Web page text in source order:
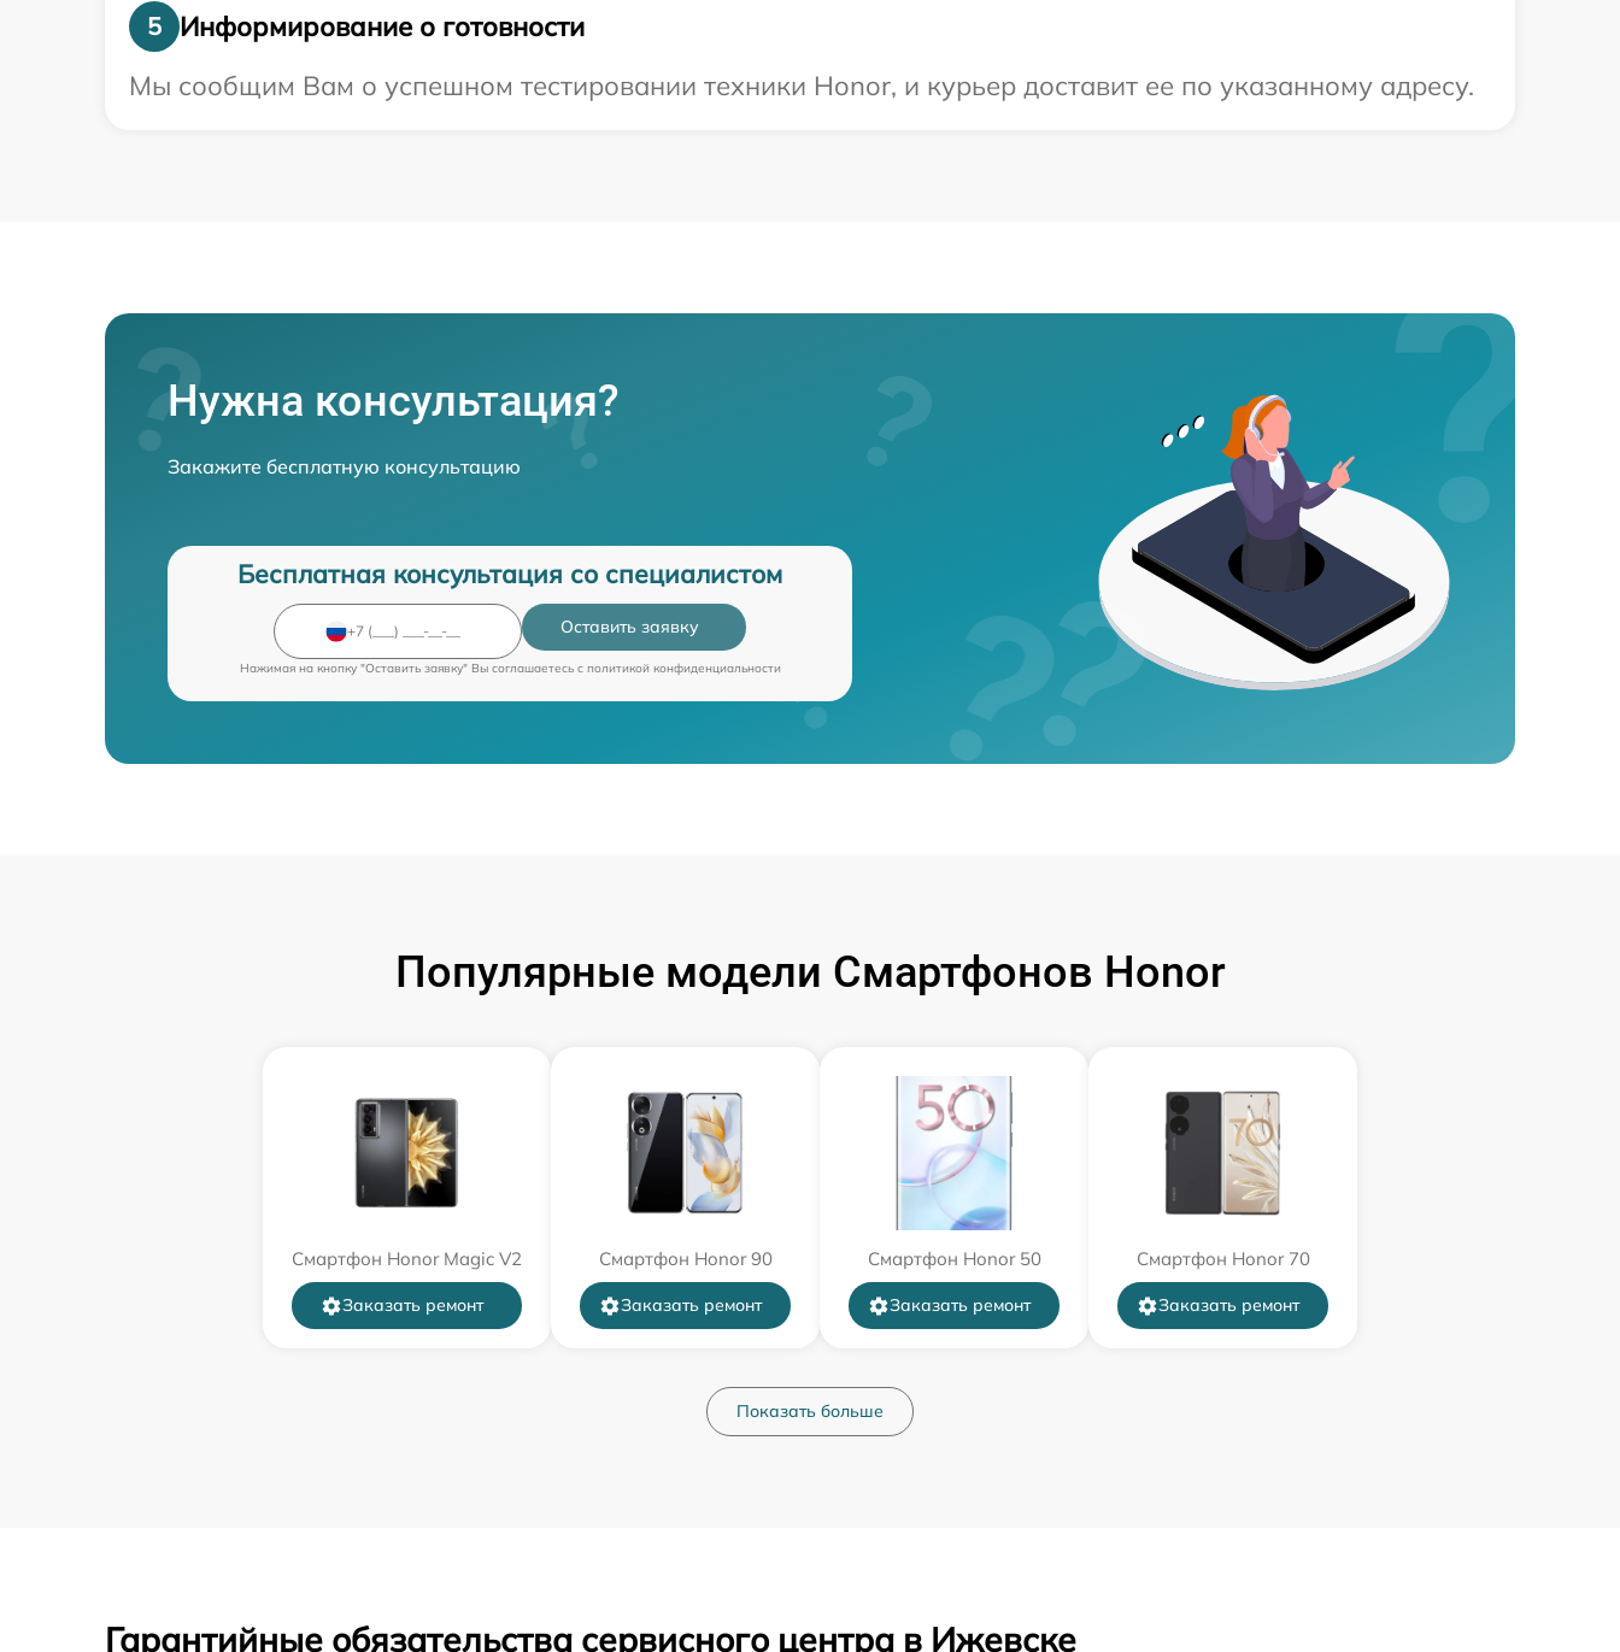
5
Информирование о готовности
Мы сообщим Вам о успешном тестировании техники Honor, и курьер доставит ее по указанному адресу.
Нужна консультация?
Закажите бесплатную консультацию
Бесплатная консультация со специалистом
Оставить заявку
Нажимая на кнопку "Оставить заявку" Вы соглашаетесь c политикой конфиденциальности
Популярные модели Смартфонов Honor
Смартфон Honor Magic V2
Заказать ремонт
Смартфон Honor 90
Заказать ремонт
Смартфон Honor 50
Заказать ремонт
Смартфон Honor 70
Заказать ремонт
Показать больше
Гарантийные обязательства сервисного центра в Ижевске